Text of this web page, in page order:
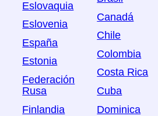
Eslovaquia
Eslovenia
España
Estonia
Federación
Rusa
Finlandia
Canadá
Chile
Colombia
Costa Rica
Cuba
Dominica